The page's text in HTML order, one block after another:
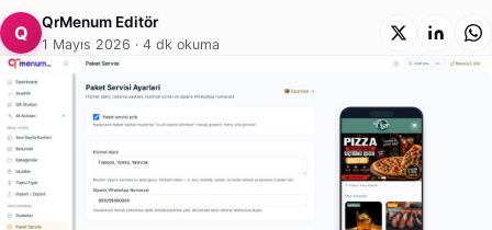
Q QrMenum Editör
1 Mayıs 2026 · 4 dk okuma